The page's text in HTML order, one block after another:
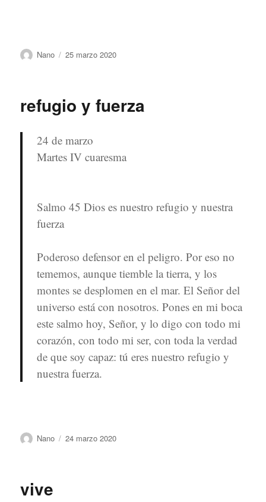
Autor
Nano
Publicado
25 marzo 2020
refugio y fuerza
24 de marzo
Martes IV cuaresma
Salmo 45 Dios es nuestro refugio y nuestra
fuerza
Poderoso defensor en el peligro. Por eso no
tememos, aunque tiemble la tierra, y los
montes se desplomen en el mar. El Señor del
universo está con nosotros. Pones en mi boca
este salmo hoy, Señor, y lo digo con todo mi
corazón, con todo mi ser, con toda la verdad
de que soy capaz: tú eres nuestro refugio y
nuestra fuerza.
Autor
Nano
Publicado
24 marzo 2020
vive